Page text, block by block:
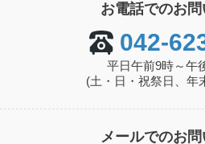
お電話でのお
042-
平日午前9時～午
(土・日・祝祭日、年
メールでのお